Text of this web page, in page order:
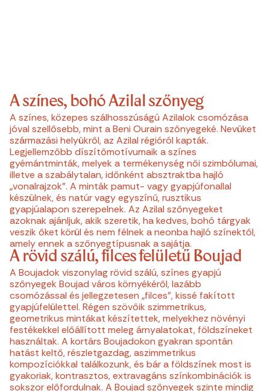
A színes, bohó Azilal szőnyeg
A színes, közepes szálhosszúságú Azilalok csomózása
jóval szellősebb, mint a Beni Ourain szőnyegeké. Nevüket
származási helyükről, az Azilal régióról kapták.
Legjellemzőbb díszítőmotívumaik a színes
gyémántminták, melyek a termékenység női szimbólumai,
illetve a szabálytalan, időnként absztraktba hajló
„vonalrajzok”. A minták pamut- vagy gyapjúfonallal
készülnek, és natúr vagy egyszínű, rusztikus
gyapjúalapon szerepelnek. Az Azilal szőnyegeket
azoknak ajánljuk, akik szeretik, ha kedves, bohó tárgyak
veszik őket körül és nem félnek a neonba hajló színektől,
amely ennek a szőnyegtípusnak a sajátja.
A rövid szálú, filces felületű Boujad
A Boujadok viszonylag rövid szálú, színes gyapjú
szőnyegek Boujad város környékéről, lazább
csomózással és jellegzetesen „filces”, kissé fakított
gyapjúfelülettel. Régen szövőik szimmetrikus,
geometrikus mintákat készítettek, melyekhez növényi
festékekkel előállított meleg árnyalatokat, földszíneket
használtak. A kortárs Boujadokon gyakran spontán
hatást keltő, részletgazdag, aszimmetrikus
kompozíciókkal találkozunk, és bár a földszínek most is
gyakoriak, kontrasztos, extravagáns színkombinációk is
sokszor előfordulnak. A Boujad szőnyegek szinte mindig